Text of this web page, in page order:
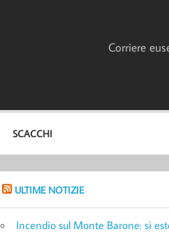
Corriere
SCACCHI
ULTIME NOTIZIE
Incendio sul Monte Barone: si